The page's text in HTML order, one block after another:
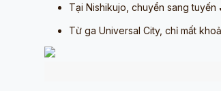
Tại Nishikujo, chuyển sang tuyến
Từ ga Universal City, chỉ mất